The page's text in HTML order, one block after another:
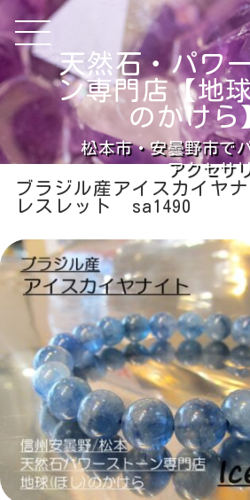
天然石・パワ
ン専門店【地
のかけら
松本市・安曇野市で
アクセサ
ブラジル産アイスカイヤ
レスレット sa1490